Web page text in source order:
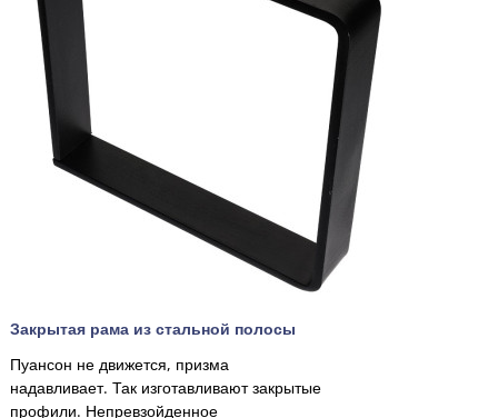
Закрытая рама из стальной полосы
Пуансон не движется, призма
надавливает. Так изготавливают закрытые
профили. Непревзойденное